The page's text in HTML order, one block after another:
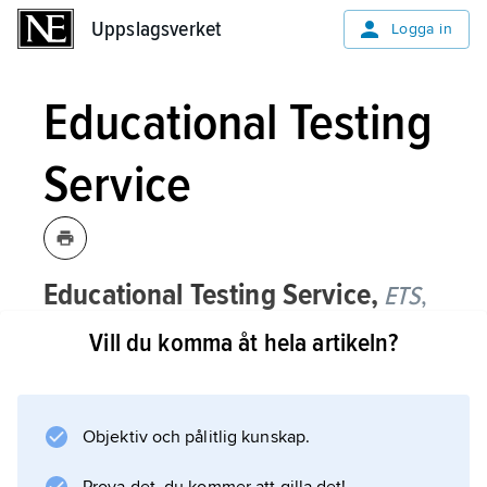
Uppslagsverket Logga in
Educational Testing
Service
Educational Testing Service, ETS,
organ som etablerades 1947 i Princeton,
USA, för att betjäna amerikanska
studielämplighetsprov.
Det mest bekanta av dessa är Scholastic
Vill du komma åt hela artikeln?
Objektiv och pålitlig kunskap.